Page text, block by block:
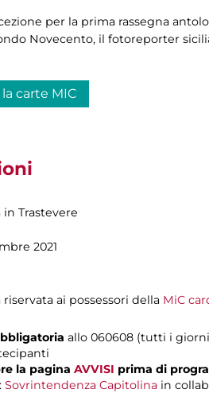
per la prima rassegna
Novecento, il fotoreporter
carte MIC
Trastevere
2021
ai possessori della MiC
allo 060608 (tutti i giorni
la pagina AVVISI prima di
Sovrintendenza Capitolina in